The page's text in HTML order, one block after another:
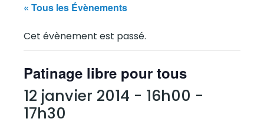
« Tous les Évènements
Cet évènement est passé.
Patinage libre pour tous
12 janvier 2014 - 16h00 -
17h30